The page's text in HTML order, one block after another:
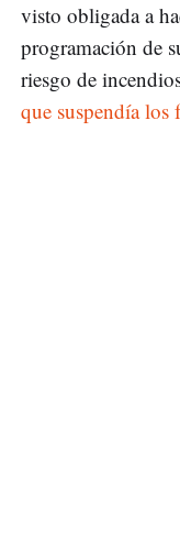
visto obligada a
programación de
riesgo de
que suspendía los